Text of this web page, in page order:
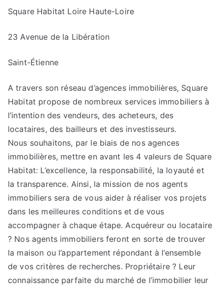
Square Habitat Loire Haute-Loire
23 Avenue de la Libération
Saint-Étienne
A travers son réseau d’agences immobilières, Square
Habitat propose de nombreux services immobiliers à
l’intention des vendeurs, des acheteurs, des
locataires, des bailleurs et des investisseurs.
Nous souhaitons, par le biais de nos agences
immobilières, mettre en avant les 4 valeurs de Square
Habitat: L’excellence, la responsabilité, la loyauté et
la transparence. Ainsi, la mission de nos agents
immobiliers sera de vous aider à réaliser vos projets
dans les meilleures conditions et de vous
accompagner à chaque étape. Acquéreur ou locataire
? Nos agents immobiliers feront en sorte de trouver
la maison ou l’appartement répondant à l’ensemble
de vos critères de recherches. Propriétaire ? Leur
connaissance parfaite du marché de l’immobilier leur